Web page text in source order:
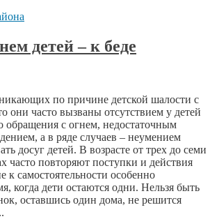
детей – к беде
по причине детской шалости с
они часто вызваны отсутствием у детей
обращения с огнем, недостаточным
а в ряде случаев – неумением
досуг детей. В возрасте от трех до семи
часто повторяют поступки и действия
к самостоятельности особенно
когда дети остаются одни. Нельзя быть
оставшись один дома, не решится